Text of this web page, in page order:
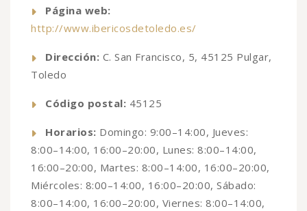
Página web:
http://www.ibericosdetoledo.es/
Dirección: C. San Francisco, 5, 45125 Pulgar,
Toledo
Código postal: 45125
Horarios: Domingo: 9:00–14:00, Jueves:
8:00–14:00, 16:00–20:00, Lunes: 8:00–14:00,
16:00–20:00, Martes: 8:00–14:00, 16:00–20:00,
Miércoles: 8:00–14:00, 16:00–20:00, Sábado:
8:00–14:00, 16:00–20:00, Viernes: 8:00–14:00,